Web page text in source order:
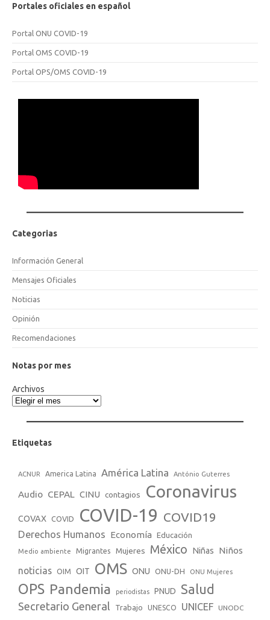
Portales oficiales en español
Portal ONU COVID-19
Portal OMS COVID-19
Portal OPS/OMS COVID-19
Categorias
Información General
Mensajes Oficiales
Noticias
Opinión
Recomendaciones
Notas por mes
Archivos
Etiquetas
ACNUR America Latina América Latina António Guterres
Audio CEPAL CINU contagios Coronavirus
COVAX COVID COVID-19 COVID19
Derechos Humanos Economía Educación
Medio ambiente Migrantes Mujeres México Niñas Niños
noticias OIM OIT OMS ONU ONU-DH ONU Mujeres
OPS Pandemia periodistas PNUD Salud
Secretario General Trabajo UNESCO UNICEF UNODC